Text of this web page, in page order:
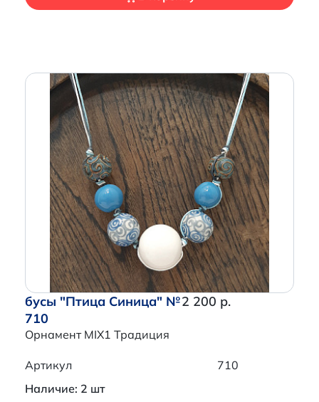
Итого:
Продолжить покупки
Перейти в корзину
бусы "Птица Синица" №
710
Орнамент MIX1 Традиция
2 200 р.
Артикул
710
Наличие: 2 шт